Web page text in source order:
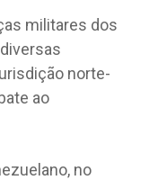
militares dos
norte-
ao
no